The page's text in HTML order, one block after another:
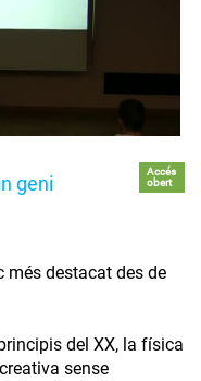
geni
Accés
obert
més destacat des de
del XX, la física
sense